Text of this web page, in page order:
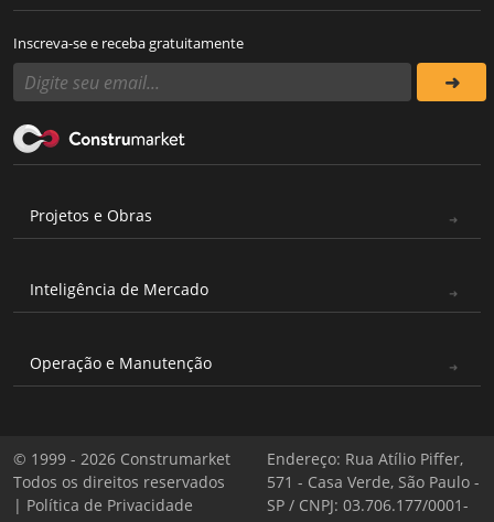
Inscreva-se e receba gratuitamente
Projetos e Obras
Inteligência de Mercado
Operação e Manutenção
© 1999 - 2026 Construmarket
Todos os direitos reservados
| Política de Privacidade
Endereço: Rua Atílio Piffer,
571 - Casa Verde, São Paulo -
SP / CNPJ: 03.706.177/0001-